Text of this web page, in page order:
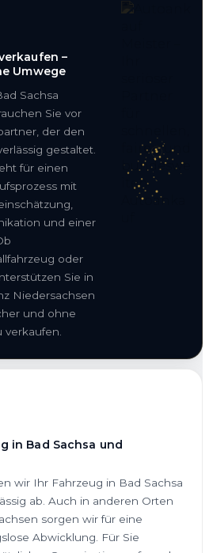
–
Umwege
Sachsa
Sie vor
der den
gestaltet.
für einen
mit
und einer
oder
Sie in
Niedersachsen
und ohne
in Bad Sachsa und
wir Ihr Fahrzeug in Bad Sachsa
ab. Auch in anderen Orten
sorgen wir für eine
Abwicklung. Für Sie